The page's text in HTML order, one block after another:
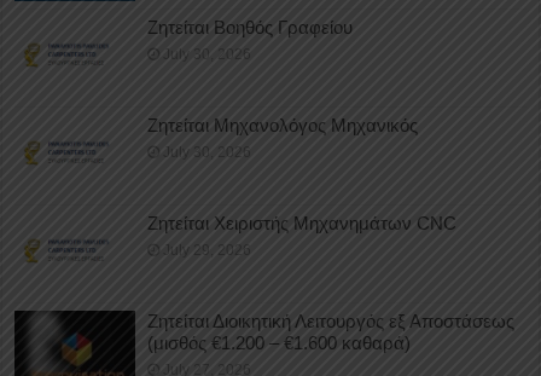
Ζητείται Βοηθός Γραφείου
July 30, 2026
Ζητείται Μηχανολόγος Μηχανικός
July 30, 2026
Ζητείται Χειριστής Μηχανημάτων CNC
July 29, 2026
Ζητείται Διοικητική Λειτουργός εξ Αποστάσεως
(μισθός €1.200 – €1.600 καθαρά)
July 27, 2026